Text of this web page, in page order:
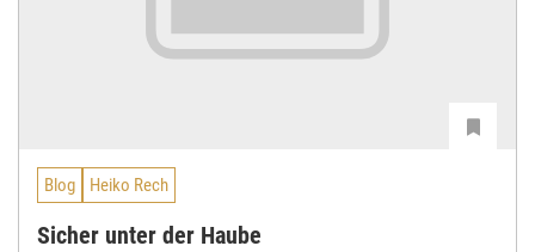
Blog Heiko Rech
Sicher unter der Haube